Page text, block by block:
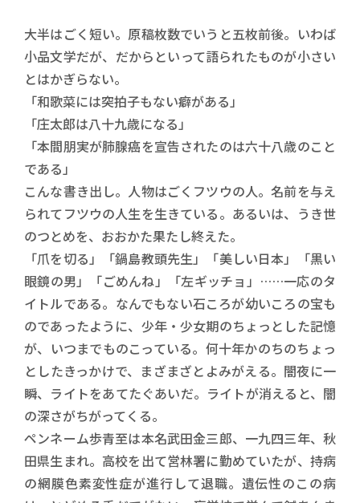
大半はごく短い。原稿枚数でいうと五枚前後。いわば
小品文学だが、だからといって語られたものが小さい
とはかぎらない。
「和歌菜には突拍子もない癖がある」
「庄太郎は八十九歳になる」
「本間朋実が肺腺癌を宣告されたのは六十八歳のこと
である」
こんな書き出し。人物はごくフツウの人。名前を与え
られてフツウの人生を生きている。あるいは、うき世
のつとめを、おおかた果たし終えた。
「爪を切る」「鍋島教頭先生」「美しい日本」「黒い
眼鏡の男」「ごめんね」「左ギッチョ」……一応のタ
イトルである。なんでもない石ころが幼いころの宝も
のであったように、少年・少女期のちょっとした記憶
が、いつまでものこっている。何十年かのちのちょっ
としたきっかけで、まざまざとよみがえる。闇夜に一
瞬、ライトをあてたぐあいだ。ライトが消えると、闇
の深さがちがってくる。
ペンネーム歩青至は本名武田金三郎、一九四三年、秋
田県生まれ。高校を出て営林署に勤めていたが、持病
の網膜色素変性症が進行して退職。遺伝性のこの病